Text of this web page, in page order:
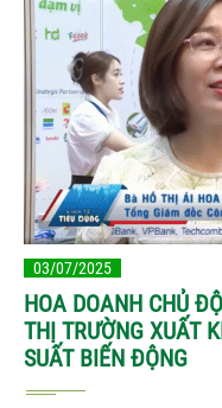
03/07/2025
HOA DOANH CHỦ
THỊ TRƯỜNG XUẤT
SUẤT BIẾN ĐỘNG